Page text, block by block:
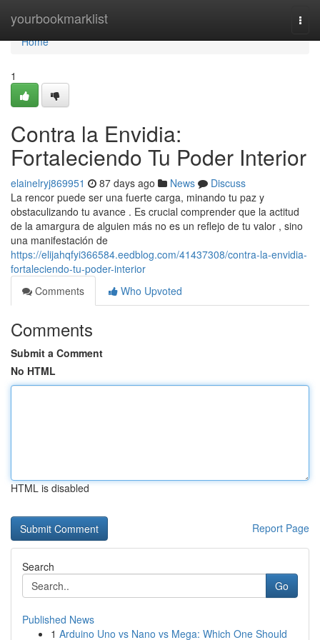
yourbookmarklist
Home
Home
1
Contra la Envidia:
Fortaleciendo Tu Poder Interior
elainelryj869951 87 days ago News
Discuss
La rencor puede ser una fuerte carga, minando tu paz y
obstaculizando tu avance . Es crucial comprender que la actitud
de la amargura de alguien más no es un reflejo de tu valor , sino
una manifestación de
https://elijahqfyi366584.eedblog.com/41437308/contra-la-envidia-
fortaleciendo-tu-poder-interior
Comments
Who Upvoted
Comments
Submit a Comment
No HTML
HTML is disabled
Report Page
Search
Go
Published News
1 Arduino Uno vs Nano vs Mega: Which One Should